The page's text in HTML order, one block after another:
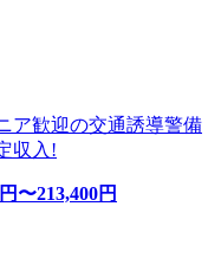
ア歓迎の交通誘導警備
収入!
円〜213,400円